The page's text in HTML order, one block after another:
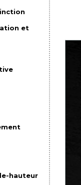
et
hauteur